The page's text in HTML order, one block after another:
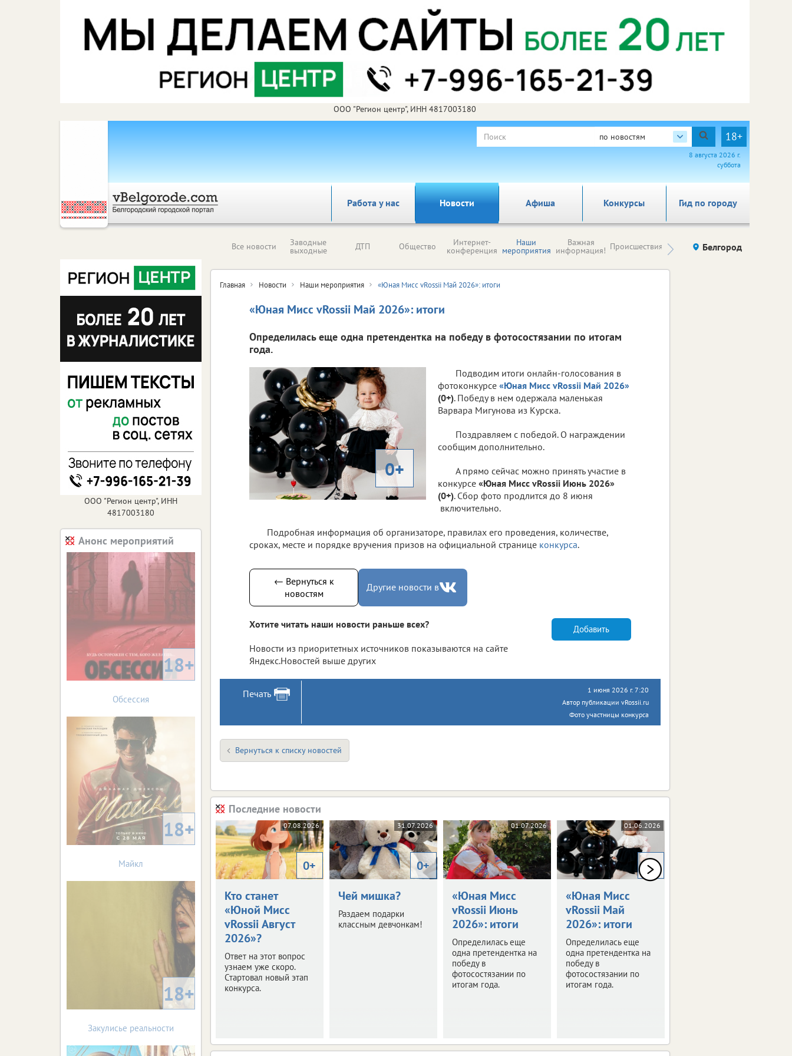
ООО "Регион центр", ИНН 4817003180
по новостям 18+
8 августа 2026 г.
суббота
Работа у нас Новости Афиша Гид по городу
Конкурсы
Все новости Заводные
выходные ДТП Общество Интернет-
конференция
Наши
мероприятия
Важная
информация! Происшествия Здоровье компаний (на
правах
Белгород
Главная Новости Наши мероприятия «Юная Мисс vRossii Май 2026»: итоги
«Юная Мисс vRossii Май 2026»: итоги
Определилась еще одна претендентка на победу в фотосостязании по итогам
года.
0+
Подводим итоги онлайн-голосования в
фотоконкурсе «Юная Мисс vRossii Май 2026»
(0+). Победу в нем одержала маленькая
Варвара Мигунова из Курска.
Поздравляем с победой. О награждении
сообщим дополнительно.
А прямо сейчас можно принять участие в
конкурсе «Юная Мисс vRossii Июнь 2026»
(0+). Сбор фото продлится до 8 июня
включительно.
Подробная информация об организаторе, правилах его проведения, количестве,
сроках, месте и порядке вручения призов на официальной странице конкурса.
← Вернуться к
новостям
Другие новости в
Хотите читать наши новости раньше всех?
Новости из приоритетных источников показываются на сайте
Яндекс.Новостей выше других
Добавить
Печать
1 июня 2026 г. 7:20
Автор публикации vRossii.ru
Фото участницы конкурса
Вернуться к списку новостей
Последние новости
07.08.2026
0+
Кто станет
«Юной Мисс
vRossii Август
2026»?
Ответ на этот вопрос
узнаем уже скоро.
Стартовал новый этап
конкурса.
31.07.2026
0+
Чей мишка?
Раздаем подарки
классным девчонкам!
01.07.2026
«Юная Мисс
vRossii Июнь
2026»: итоги
Определилась еще
одна претендентка на
победу в
фотосостязании по
итогам года.
01.06.2026
0+
«Юная Мисс
vRossii Май
2026»: итоги
Определилась еще
одна претендентка на
победу в
фотосостязании по
итогам года.
ООО "Регион центр", ИНН
4817003180
Анонс мероприятий
18+
Обсессия
18+
Майкл
18+
Закулисье реальности